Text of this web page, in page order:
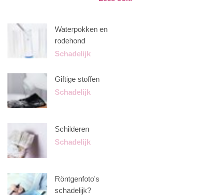
Waterpokken en
rodehond
Schadelijk
Giftige stoffen
Schadelijk
Schilderen
Schadelijk
Röntgenfoto's
schadelijk?